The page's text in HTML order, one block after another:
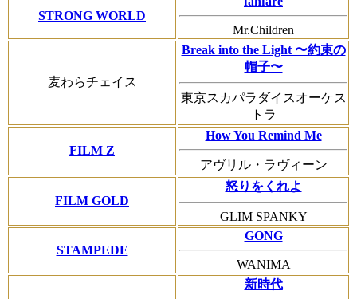
STRONG WORLD
Mr.Children
麦わらチェイス
Break into the Light 〜約束の
帽子〜
東京スカパラダイスオーケス
トラ
FILM Z
How You Remind Me
アヴリル・ラヴィーン
FILM GOLD
怒りをくれよ
GLIM SPANKY
STAMPEDE
GONG
WANIMA
新時代